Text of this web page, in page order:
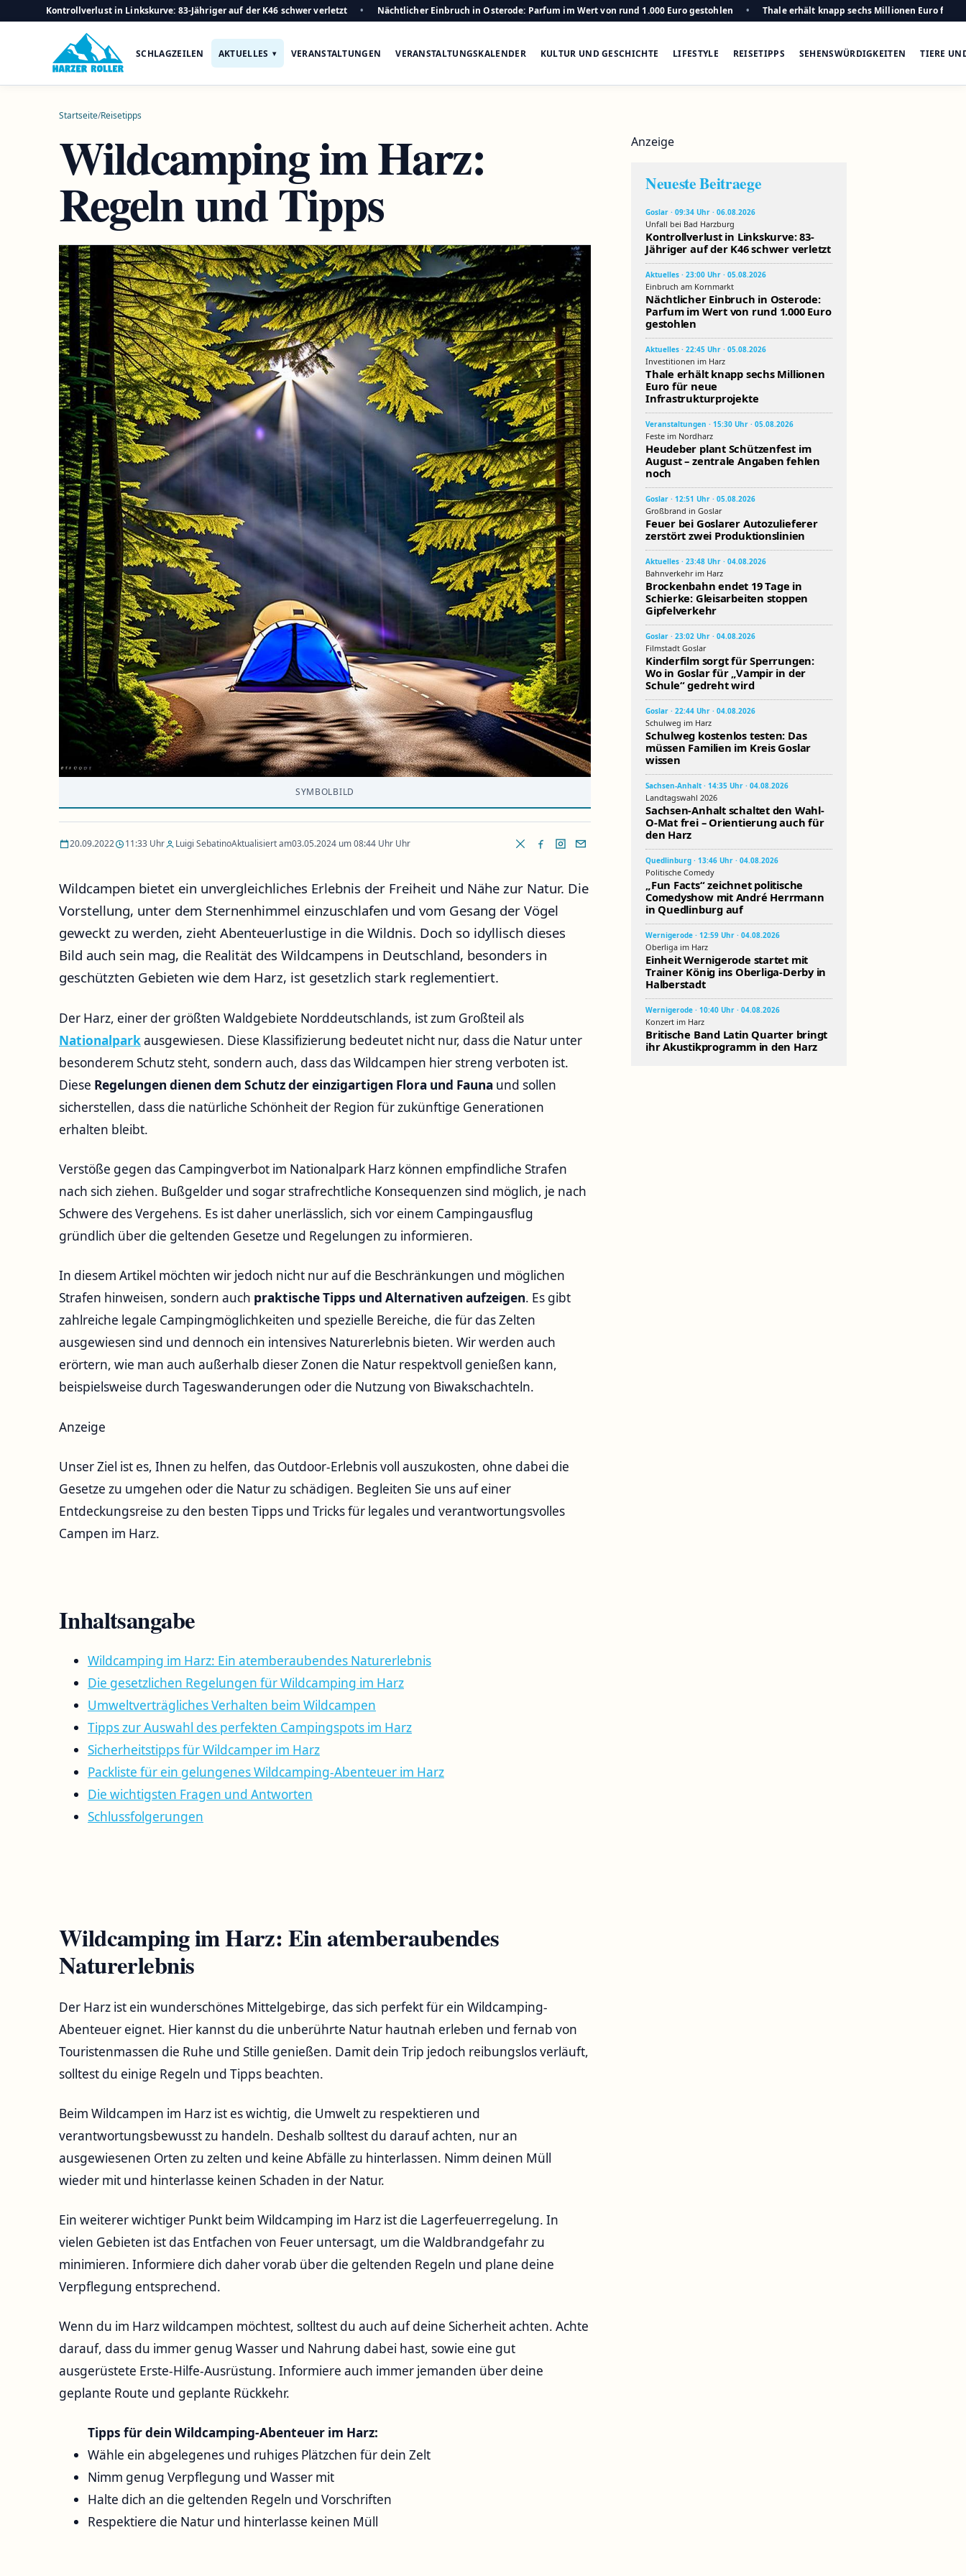
Kontrollverlust in Linkskurve: 83-Jähriger auf der K46 schwer verletzt Nächtlicher Einbruch in Osterode: Parfum im Wert von rund 1.000 Euro gestohlen Thale erhält knapp sechs Millionen Euro für
SCHLAGZEILEN AKTUELLES VERANSTALTUNGEN VERANSTALTUNGSKALENDER KULTUR UND GESCHICHTE LIFESTYLE REISETIPPS SEHENSWÜRDIGKEITEN TIERE
Startseite/Reisetipps
Wildcamping im Harz:
Regeln und Tipps
SYMBOLBILD
20.09.2022 11:33 Uhr Luigi SebatinoAktualisiert am03.05.2024 um 08:44 Uhr Uhr
Wildcampen bietet ein unvergleichliches Erlebnis der Freiheit und Nähe zur Natur. Die
Vorstellung, unter dem Sternenhimmel einzuschlafen und vom Gesang der Vögel
geweckt zu werden, zieht Abenteuerlustige in die Wildnis. Doch so idyllisch dieses
Bild auch sein mag, die Realität des Wildcampens in Deutschland, besonders in
geschützten Gebieten wie dem Harz, ist gesetzlich stark reglementiert.
Der Harz, einer der größten Waldgebiete Norddeutschlands, ist zum Großteil als
Nationalparkausgewiesen. Diese Klassifizierung bedeutet nicht nur, dass die Natur unter
besonderem Schutz steht, sondern auch, dass das Wildcampen hier streng verboten ist.
Diese Regelungen dienen dem Schutz der einzigartigen Flora und Fauna und sollen
sicherstellen, dass die natürliche Schönheit der Region für zukünftige Generationen
erhalten bleibt.
Verstöße gegen das Campingverbot im Nationalpark Harz können empfindliche Strafen
nach sich ziehen. Bußgelder und sogar strafrechtliche Konsequenzen sind möglich, je nach
Schwere des Vergehens. Es ist daher unerlässlich, sich vor einem Campingausflug
gründlich über die geltenden Gesetze und Regelungen zu informieren.
In diesem Artikel möchten wir jedoch nicht nur auf die Beschränkungen und möglichen
Strafen hinweisen, sondern auch praktische Tipps und Alternativen aufzeigen. Es gibt
zahlreiche legale Campingmöglichkeiten und spezielle Bereiche, die für das Zelten
ausgewiesen sind und dennoch ein intensives Naturerlebnis bieten. Wir werden auch
erörtern, wie man auch außerhalb dieser Zonen die Natur respektvoll genießen kann,
beispielsweise durch Tageswanderungen oder die Nutzung von Biwakschachteln.
Anzeige
Unser Ziel ist es, Ihnen zu helfen, das Outdoor-Erlebnis voll auszukosten, ohne dabei die
Gesetze zu umgehen oder die Natur zu schädigen. Begleiten Sie uns auf einer
Entdeckungsreise zu den besten Tipps und Tricks für legales und verantwortungsvolles
Campen im Harz.
Inhaltsangabe
Wildcamping ⁢im⁤ Harz: Ein atemberaubendes Naturerlebnis
Die gesetzlichen Regelungen für Wildcamping im Harz
Umweltverträgliches Verhalten beim Wildcampen
Tipps zur ⁢Auswahl⁤ des perfekten Campingspots im Harz
Sicherheitstipps ⁤für Wildcamper im Harz
Packliste ​für ein gelungenes ⁢Wildcamping-Abenteuer im Harz
Die wichtigsten Fragen und Antworten
Schlussfolgerungen
Wildcamping im Harz: Ein atemberaubendes
Naturerlebnis
Der Harz ist ⁣ein wunderschönes Mittelgebirge, das‍ sich perfekt für ein Wildcamping-
Abenteuer ⁢eignet.⁤ Hier kannst du die unberührte Natur hautnah erleben ⁤und fernab von
Touristenmassen die Ruhe und Stille⁤ genießen. Damit dein Trip jedoch reibungslos verläuft,
‍solltest du einige Regeln und Tipps beachten.
Beim Wildcampen im Harz ist es wichtig, die⁣ Umwelt zu respektieren und
verantwortungsbewusst zu handeln. Deshalb solltest du ​darauf achten, nur an
ausgewiesenen​ Orten zu zelten und keine Abfälle zu hinterlassen. Nimm deinen Müll
wieder mit und hinterlasse keinen Schaden in der Natur.
Ein weiterer​ wichtiger Punkt beim Wildcamping⁢ im Harz ist die Lagerfeuerregelung. ​In
vielen Gebieten ist das Entfachen von Feuer untersagt, um die ‍Waldbrandgefahr zu
minimieren. Informiere dich daher vorab über ⁤die geltenden⁣ Regeln und⁢ plane ⁤deine
Verpflegung entsprechend.
Wenn du im Harz⁢ wildcampen möchtest,‌ solltest du auch⁢ auf deine ​Sicherheit achten. Achte
darauf, dass ‍du immer genug Wasser und Nahrung ⁣dabei hast, sowie eine gut
ausgerüstete Erste-Hilfe-Ausrüstung. Informiere auch immer jemanden über⁤ deine
geplante Route und geplante Rückkehr.
Tipps für dein Wildcamping-Abenteuer im Harz:
Wähle ‍ein abgelegenes und ‌ruhiges Plätzchen für dein⁣ Zelt
Nimm genug‍ Verpflegung und Wasser mit
Halte dich an die geltenden Regeln und Vorschriften
Respektiere die Natur und hinterlasse keinen ⁣Müll
Anzeige
Neueste Beitraege
Goslar · 09:34 Uhr · 06.08.2026
Unfall bei Bad Harzburg
Kontrollverlust in Linkskurve: 83-
Jähriger auf der K46 schwer verletzt
Aktuelles · 23:00 Uhr · 05.08.2026
Einbruch am Kornmarkt
Nächtlicher Einbruch in Osterode:
Parfum im Wert von rund 1.000 Euro
gestohlen
Aktuelles · 22:45 Uhr · 05.08.2026
Investitionen im Harz
Thale erhält knapp sechs Millionen
Euro für neue
Infrastrukturprojekte
Veranstaltungen · 15:30 Uhr · 05.08.2026
Feste im Nordharz
Heudeber plant Schützenfest im
August – zentrale Angaben fehlen
noch
Goslar · 12:51 Uhr · 05.08.2026
Großbrand in Goslar
Feuer bei Goslarer Autozulieferer
zerstört zwei Produktionslinien
Aktuelles · 23:48 Uhr · 04.08.2026
Bahnverkehr im Harz
Brockenbahn endet 19 Tage in
Schierke: Gleisarbeiten stoppen
Gipfelverkehr
Goslar · 23:02 Uhr · 04.08.2026
Filmstadt Goslar
Kinderfilm sorgt für Sperrungen:
Wo in Goslar für „Vampir in der
Schule“ gedreht wird
Goslar · 22:44 Uhr · 04.08.2026
Schulweg im Harz
Schulweg kostenlos testen: Das
müssen Familien im Kreis Goslar
wissen
Sachsen-Anhalt · 14:35 Uhr · 04.08.2026
Landtagswahl 2026
Sachsen-Anhalt schaltet den Wahl-
O-Mat frei – Orientierung auch für
den Harz
Quedlinburg · 13:46 Uhr · 04.08.2026
Politische Comedy
„Fun Facts“ zeichnet politische
Comedyshow mit André Herrmann
in Quedlinburg auf
Wernigerode · 12:59 Uhr · 04.08.2026
Oberliga im Harz
Einheit Wernigerode startet mit
Trainer König ins Oberliga-Derby in
Halberstadt
Wernigerode · 10:40 Uhr · 04.08.2026
Konzert im Harz
Britische Band Latin Quarter bringt
ihr Akustikprogramm in den Harz